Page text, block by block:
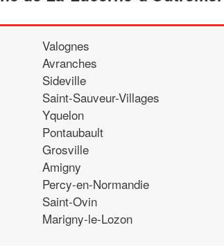
Valognes
Avranches
Sideville
Saint-Sauveur-Villages
Yquelon
Pontaubault
Grosville
Amigny
Percy-en-Normandie
Saint-Ovin
Marigny-le-Lozon